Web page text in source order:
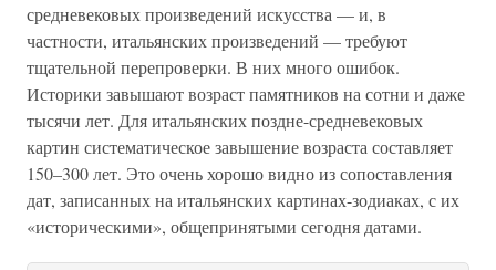
средневековых произведений искусства — и, в
частности, итальянских произведений — требуют
тщательной перепроверки. В них много ошибок.
Историки завышают возраст памятников на сотни и даже
тысячи лет. Для итальянских поздне-средневековых
картин систематическое завышение возраста составляет
150–300 лет. Это очень хорошо видно из сопоставления
дат, записанных на итальянских картинах-зодиаках, с их
«историческими», общепринятыми сегодня датами.